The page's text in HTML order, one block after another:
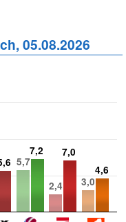
05.08.2026
5,7
2,4
3,0
7,2
7,0
4,6